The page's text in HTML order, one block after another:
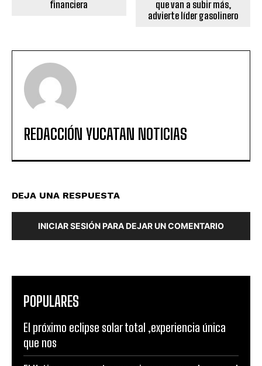
financiera
que van a subir más,
advierte líder gasolinero
REDACCIÓN YUCATAN NOTICIAS
DEJA UNA RESPUESTA
INICIAR SESIÓN PARA DEJAR UN COMENTARIO
POPULARES
El próximo eclipse solar total ,experiencia única
que nos